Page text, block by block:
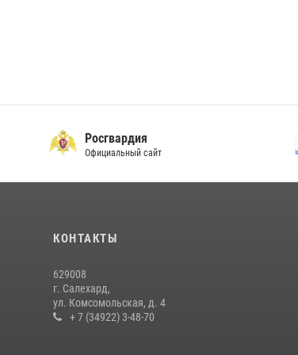
Росгвардия
Официальный сайт
КОНТАКТЫ
629008
г. Салехард,
ул. Комсомольская, д. 4
+ 7 (34922) 3-48-70